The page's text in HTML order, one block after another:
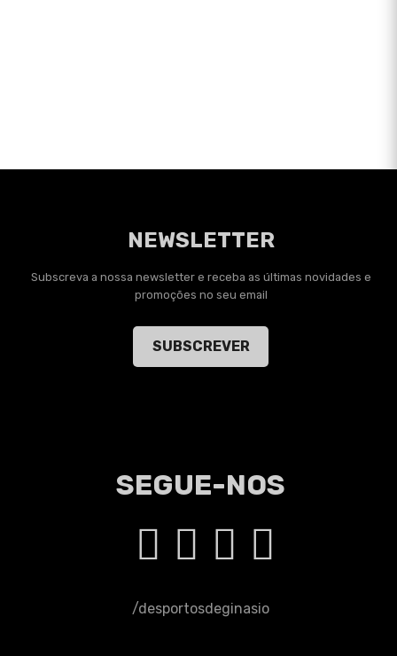
NEWSLETTER
Subscreva a nossa newsletter e receba as últimas novidades e
promoções no seu email
SUBSCREVER
SEGUE-NOS
/desportosdeginasio